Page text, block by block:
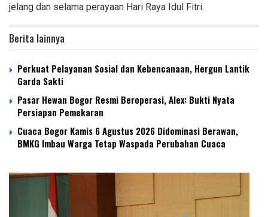
jelang dan selama perayaan Hari Raya Idul Fitri.
Berita lainnya
Perkuat Pelayanan Sosial dan Kebencanaan, Hergun Lantik
Garda Sakti
Pasar Hewan Bogor Resmi Beroperasi, Alex: Bukti Nyata
Persiapan Pemekaran
Cuaca Bogor Kamis 6 Agustus 2026 Didominasi Berawan,
BMKG Imbau Warga Tetap Waspada Perubahan Cuaca